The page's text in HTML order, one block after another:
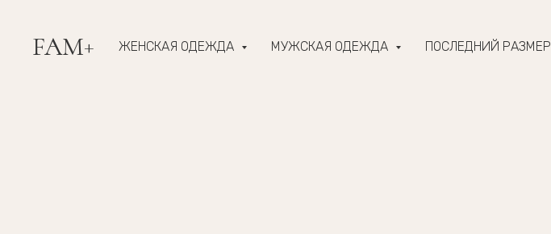
FAM+ ЖЕНСКАЯ ОДЕЖДА МУЖСКАЯ ОДЕЖДА ПОСЛЕДНИЙ РАЗМЕР